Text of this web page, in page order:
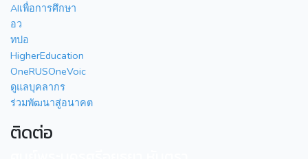
AIเพื่อการศึกษา
อว
ทปอ
HigherEducation
OneRUSOneVoic
ดูแลบุคลากร
ร่วมพัฒนาสู่อนาคต
ติดต่อ